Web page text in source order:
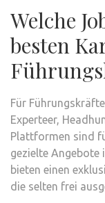
Welche
besten
Für
Experteer,
Plattformen sind
gezielte Angebote
bieten einen
die selten frei